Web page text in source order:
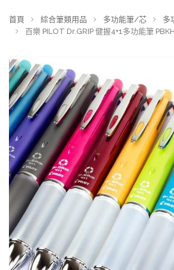
首頁 綜合筆類用品 多功能筆/芯
多
百樂 PILOT Dr.GRIP 健握4+1多功能筆